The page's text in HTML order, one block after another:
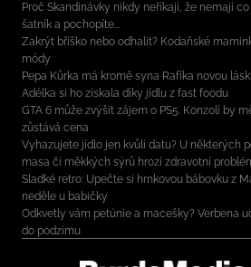
Proč Skandinávky nikdy neříkají, že nemají
šatník a pochopíte...
Zakrýt bříško nebo odhalit? Kodaňské
módy
Pepa Kůrka má kromě syna Rafíka novou
Adélka si ho získala díky jídlu z fast foodu
GTA 6 může zvýšit zájem o PS5. Konzolí by
zůstává cena
Vyhazujete jídlo jen kvůli datu? U některých
masa či měkkých sýrů hrozí zdravotní
Sladké retro: Upečte si hrnkovou bábovku z
neděle u babičky
Odkvetly vám petúnie a macešky? Verbena
do podzimu